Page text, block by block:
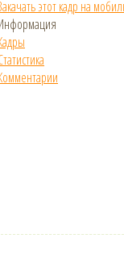
этот кадр на